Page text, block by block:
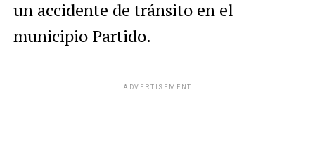
un accidente de tránsito en el
municipio Partido.
ADVERTISEMENT